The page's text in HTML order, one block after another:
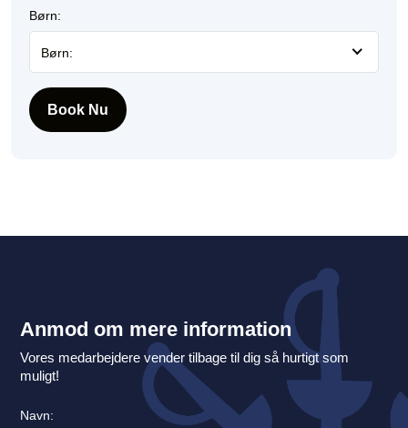
Børn:
Børn:
Book Nu
Anmod om mere information
Vores medarbejdere vender tilbage til dig så hurtigt som
muligt!
Navn: